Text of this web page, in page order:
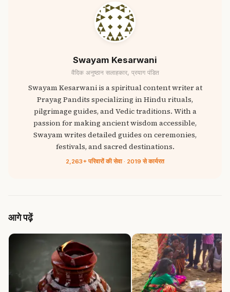
Swayam Kesarwani
वैदिक अनुष्ठान सलाहकार, प्रयाग पंडित
Swayam Kesarwani is a spiritual content writer at
Prayag Pandits specializing in Hindu rituals,
pilgrimage guides, and Vedic traditions. With a
passion for making ancient wisdom accessible,
Swayam writes detailed guides on ceremonies,
festivals, and sacred destinations.
2,263+ परिवारों की सेवा · 2019 से कार्यरत
आगे पढ़ें